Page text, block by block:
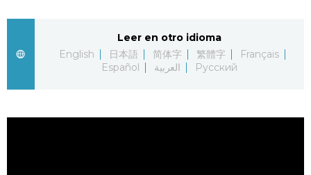
Leer en otro idioma
English
日本語 简体字 繁體字
Français
Español
العربية Русский